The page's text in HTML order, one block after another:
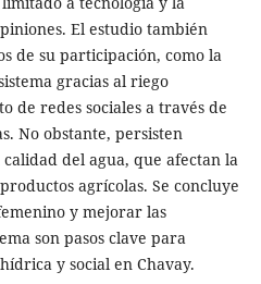
El estudio también
de su participación, como la
gracias al riego
de redes sociales a través de
No obstante, persisten
del agua, que afectan la
agrícolas. Se concluye
y mejorar las
son pasos clave para
y social en Chavay.